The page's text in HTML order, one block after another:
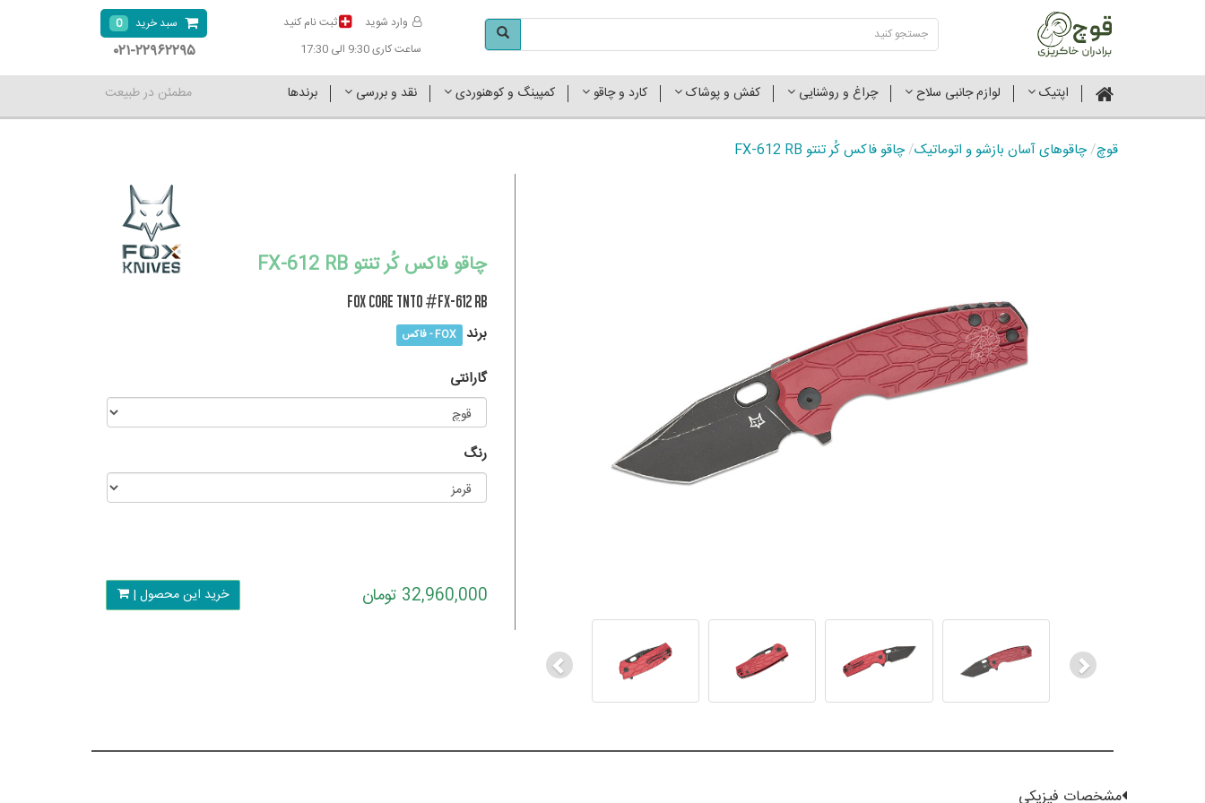
وارد شوید
ثبت نام کنید
ساعت کاری 9:30 الی 17:30
سبد خرید 0
۰۲۱-۲۲۹۶۲۲۹۵
اپتیک لوازم جانبی سلاح چراغ و روشنایی کفش و پوشاک کارد و چاقو کمپینگ و کوهنوردی نقد و بررسی برندها مطمئن در طبیعت
قوچ/چاقوهای آسان بازشو و اتوماتیک/چاقو فاکس کُر تنتو FX-612 RB
Previous
چاقو فاکس کُر تنتو FX-612 RB
FOX CORE TNTO #FX-612 RB
برند FOX - فاکس
گارانتی
رنگ
32,960,000 تومان خرید این محصول |
مشخصات فیزیکی